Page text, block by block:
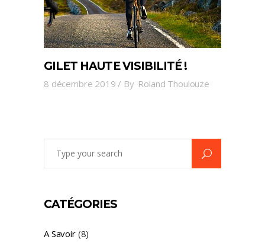
GILET HAUTE VISIBILITÉ !
8 décembre 2019 By Roland Thoulouze
CATÉGORIES
A Savoir(8)